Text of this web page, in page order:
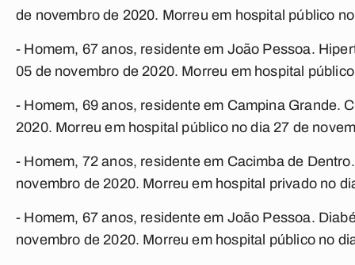
de novembro de 2020. Morreu em hospital público
- Homem, 67 anos, residente em João Pessoa.
05 de novembro de 2020. Morreu em hospital
- Homem, 69 anos, residente em Campina Grande.
2020. Morreu em hospital público no dia 27 de
- Homem, 72 anos, residente em Cacimba de
novembro de 2020. Morreu em hospital privado no
- Homem, 67 anos, residente em João Pessoa.
novembro de 2020. Morreu em hospital público no